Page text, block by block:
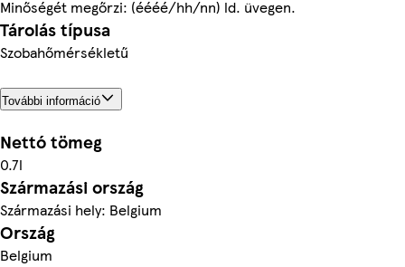
Minőségét megőrzi: (éééé/hh/nn) ld. üvegen.
Tárolás típusa
Szobahőmérsékletű
További információ
Nettó tömeg
0.7l
Származási ország
Származási hely: Belgium
Ország
Belgium